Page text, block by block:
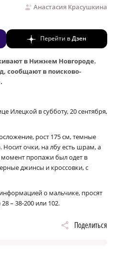
Анастасия Красушкина
Перейти вДзен
в Нижнем Новгороде.
сообщают в поисково-
Илецкой в субботу, 20 сентября,
рост 175 см, темные
Носит очки, на лбу есть шрам, а
момент пропажи был одет в
джинсы и кроссовки, с
о мальчике, просят
– 38-200 или 102.
Поделиться